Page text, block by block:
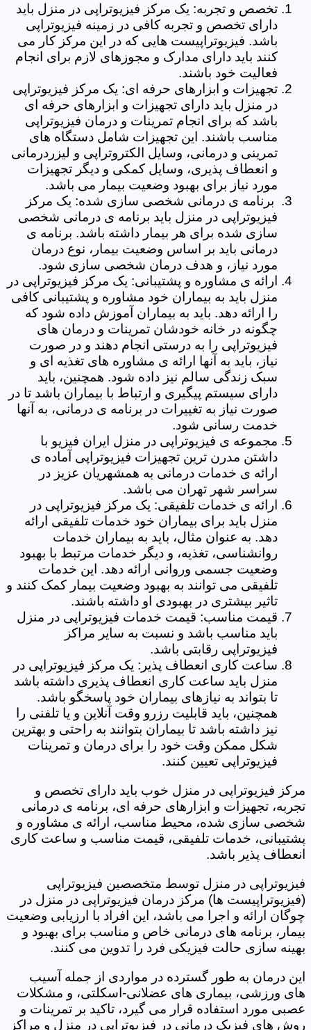
تخصص و تجربه: یک مرکز فیزیوتراپی در منزل باید
دارای تخصص و تجربه کافی در زمینه فیزیوتراپی
باشد. فیزیوتراپیست هایی که در این مرکز کار می
کنند باید دارای مدارک و مجوزهای لازم برای انجام
فعالیت خود باشند.
تجهیزات و ابزارهای حرفه ای: یک مرکز فیزیوتراپی
در منزل باید دارای تجهیزات و ابزارهای حرفه ای
باشد که برای انجام تمرینات و درمان فیزیوتراپی
مناسب باشند. این تجهیزات شامل دستگاه های
تمرینی و درمانی، وسایل الکتروتراپی و لیزردرمانی
و انعطاف پذیری، وسایل کمکی و دیگر تجهیزات
مورد نیاز برای بهبود وضعیت بیمار می باشد.
برنامه ی درمانی شخصی سازی شده: یک مرکز
فیزیوتراپی در منزل باید برنامه ی درمانی شخصی
سازی شده برای هر بیمار داشته باشد. برنامه ی
درمانی باید بر اساس وضعیت بیمار، نوع درمان
مورد نیاز، و هدف درمان شخصی سازی شود.
ارائه ی مشاوره و پشتیبانی: یک مرکز فیزیوتراپی در
منزل باید به بیماران خود مشاوره و پشتیبانی کافی
را ارائه دهد. باید به بیماران آموزش داده شود که
چگونه در خانه خودشان تمرینات و درمان های
فیزیوتراپی را به درستی انجام دهند و در صورت
نیاز، باید به آنها ارائه ی مشاوره های تغذیه ای و
سبک زندگی سالم نیز داده شود. همچنین، باید
دارای سیستم پیگیری و ارتباط با بیماران باشد تا در
صورت نیاز به تغییرات در برنامه ی درمانی، به آنها
خدمت رسانی شود.
مجموعه ی فیزیوتراپی در منزل ایران فیزیو با
داشتن مدرن ترین تجهیزات فیزیوتراپی آماده ی
ارائه ی خدمات درمانی به همشهریان عزیز در
سراسر شهر تهران می باشد.
ارائه ی خدمات تلفیقی: یک مرکز فیزیوتراپی در
منزل باید برای بیماران خود خدمات تلفیقی ارائه
دهد. به عنوان مثال، باید به بیماران خدمات
روانشناسی، تغذیه، و دیگر خدمات مرتبط با بهبود
وضعیت جسمی وروانی ارائه دهد. این خدمات
تلفیقی می توانند به بهبود وضعیت بیمار کمک کنند و
تاثیر بیشتری در بهبودی او داشته باشند.
قیمت مناسب: قیمت خدمات فیزیوتراپی در منزل
باید مناسب باشد و نسبت به سایر مراکز
فیزیوتراپی رقابتی باشد.
ساعت کاری انعطاف پذیر: یک مرکز فیزیوتراپی در
منزل باید ساعت کاری انعطاف پذیری داشته باشد
تا بتواند به نیازهای بیماران خود پاسخگو باشد.
همچنین، باید قابلیت رزرو وقت آنلاین و یا تلفنی را
نیز داشته باشد تا بیماران بتوانند به راحتی و بهترین
شکل ممکن وقت خود را برای درمان و تمرینات
فیزیوتراپی تعیین کنند.
مرکز فیزیوتراپی در منزل خوب باید دارای تخصص و
تجربه، تجهیزات و ابزارهای حرفه ای، برنامه ی درمانی
شخصی سازی شده، محیط مناسب، ارائه ی مشاوره و
پشتیبانی، خدمات تلفیقی، قیمت مناسب و ساعت کاری
انعطاف پذیر باشد.
فیزیوتراپی در منزل توسط متخصصین فیزیوتراپی
(فیزیوتراپیست ها) مرکز درمان فیزیوتراپی در منزل در
چوگان ارائه و اجرا می باشد، این افراد با ارزیابی وضعیت
بیمار، برنامه های درمانی خاص و مناسب برای بهبود و
بهینه سازی حالت فیزیکی فرد را تدوین می کنند.
این درمان به طور گسترده در مواردی از جمله آسیب
های ورزشی، بیماری های عضلانی-اسکلتی، و مشکلات
عصبی مورد استفاده قرار می گیرد، تاکید بر تمرینات و
روش های فیزیک درمانی در فیزیوتراپی در منزل و مراکز